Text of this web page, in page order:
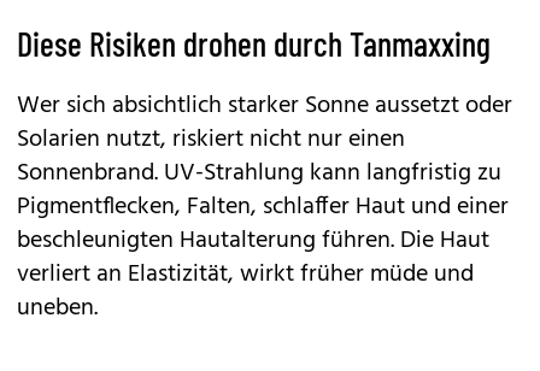
Diese Risiken drohen durch Tanmaxxing
Wer sich absichtlich starker Sonne aussetzt oder
Solarien nutzt, riskiert nicht nur einen
Sonnenbrand. UV-Strahlung kann langfristig zu
Pigmentflecken, Falten, schlaffer Haut und einer
beschleunigten Hautalterung führen. Die Haut
verliert an Elastizität, wirkt früher müde und
uneben.